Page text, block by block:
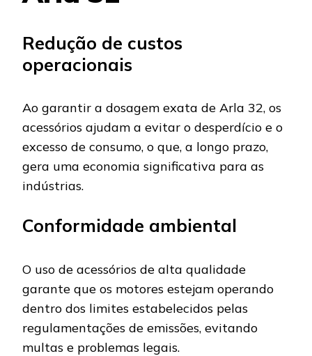
Redução de custos
operacionais
Ao garantir a dosagem exata de Arla 32, os
acessórios ajudam a evitar o desperdício e o
excesso de consumo, o que, a longo prazo,
gera uma economia significativa para as
indústrias.
Conformidade ambiental
O uso de acessórios de alta qualidade
garante que os motores estejam operando
dentro dos limites estabelecidos pelas
regulamentações de emissões, evitando
multas e problemas legais.